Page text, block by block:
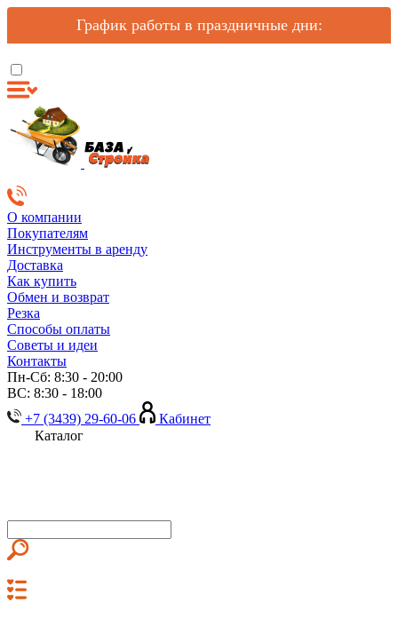
График работы в праздничные дни:
О компании
Покупателям
Инструменты в аренду
Доставка
Как купить
Обмен и возврат
Резка
Способы оплаты
Советы и идеи
Контакты
Пн-Сб: 8:30 - 20:00
ВС: 8:30 - 18:00
+7 (3439) 29-60-06
Кабинет
Каталог